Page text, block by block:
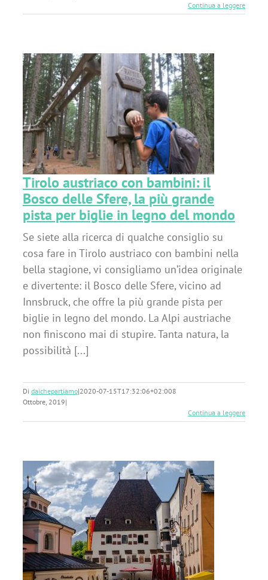
Continua a leggere
Tirolo austriaco con bambini: il
Bosco delle Sfere, la più grande
pista per biglie in legno del mondo
Se siete alla ricerca di qualche consiglio su
cosa fare in Tirolo austriaco con bambini nella
bella stagione, vi consigliamo un’idea originale
e divertente: il Bosco delle Sfere, vicino ad
Innsbruck, che offre la più grande pista per
biglie in legno del mondo. La Alpi austriache
non finiscono mai di stupire. Tanta natura, la
possibilità [...]
Di daichepartiamo|2020-07-15T17:32:06+02:008
Ottobre, 2019|
Continua a leggere